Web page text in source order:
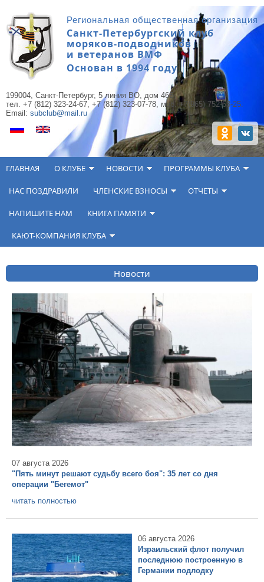
Региональная общественная организация
Санкт-Петербургский клуб
моряков-подводников
и ветеранов ВМФ
Основан в 1994 году
199004, Санкт-Петербург, 5 линия ВО, дом 46Б,
тел. +7 (812) 323-24-67, +7 (812) 323-07-78, моб. +7(965) 752-63-25.
Email: subclub@mail.ru
ГЛАВНАЯ О КЛУБЕ НОВОСТИ ПРОГРАММЫ КЛУБА
НАС ПОЗДРАВИЛИ ЧЛЕНСКИЕ ВЗНОСЫ ОТЧЕТЫ
НАПИШИТЕ НАМ КНИГА ПАМЯТИ
КАЮТ-КОМПАНИЯ КЛУБА
Новости
07 августа 2026
"Пять минут решают судьбу всего боя": 35 лет со дня
операции "Бегемот"
читать полностью
06 августа 2026
Израильский флот получил
последнюю построенную в
Германии подлодку